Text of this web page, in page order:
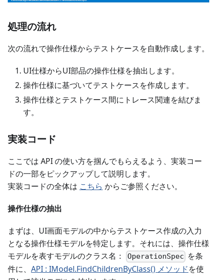
処理の流れ
次の流れで操作仕様からテストケースを自動作成します。
UI仕様からUI部品の操作仕様を抽出します。
操作仕様に基づいてテストケースを作成します。
操作仕様とテストケース間にトレース関連を結びま
す。
実装コード
ここでは API の使い方を掴んでもらえるよう、実装コー
ドの一部をピックアップして説明します。
実装コードの全体は こちら からご参照ください。
操作仕様の抽出
まずは、UI画面モデルの中からテストケース作成の入力
となる操作仕様モデルを特定します。それには、操作仕様
モデルを表すモデルのクラス名：
OperationSpec を条
件に、 API : IModel.FindChildrenByClass() メソッドを使